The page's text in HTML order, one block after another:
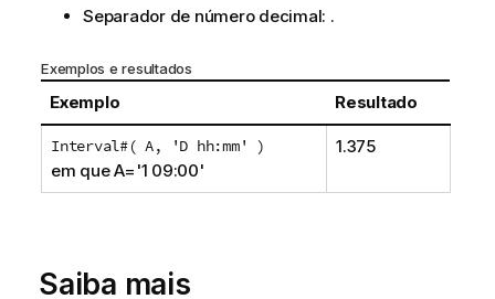
Separador de número decimal: .
Exemplos e resultados
Exemplo Resultado
Interval#( A, 'D hh:mm' )
em que A='1 09:00'
1.375
Saiba mais